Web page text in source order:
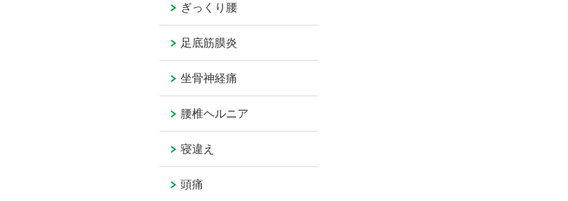
ぎっくり腰
足底筋膜炎
坐骨神経痛
腰椎ヘルニア
寝違え
頭痛